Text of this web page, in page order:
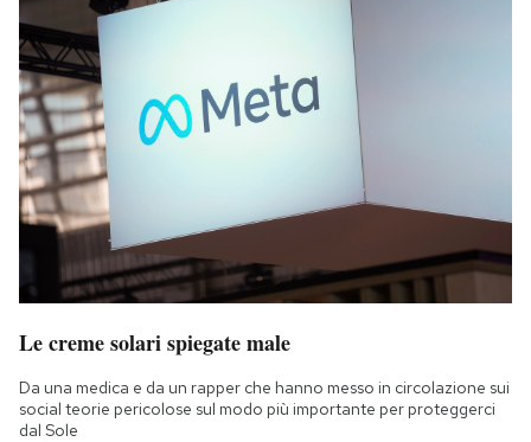
Le creme solari spiegate male
Da una medica e da un rapper che hanno messo in circolazione sui
social teorie pericolose sul modo più importante per proteggerci
dal Sole